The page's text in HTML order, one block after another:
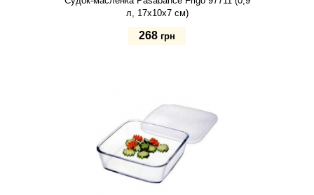
л, 17х10х7 см)
268 грн